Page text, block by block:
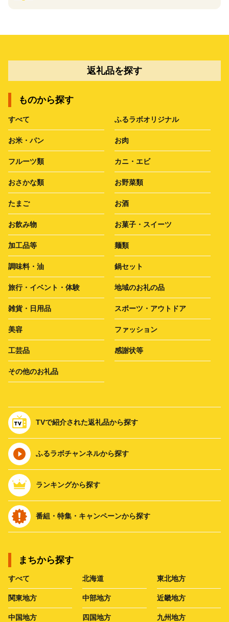
返礼品を探す
ものから探す
すべて ふるラボオリジナル
お米・パン お肉
フルーツ類 カニ・エビ
おさかな類 お野菜類
たまご お酒
お飲み物 お菓子・スイーツ
加工品等 麺類
調味料・油 鍋セット
旅行・イベント・体験 地域のお礼の品
雑貨・日用品 スポーツ・アウトドア
美容 ファッション
工芸品 感謝状等
その他のお礼品
TVで紹介された返礼品から探す
ふるラボチャンネルから探す
ランキングから探す
番組・特集・キャンペーンから探す
まちから探す
すべて 北海道 東北地方
関東地方 中部地方 近畿地方
中国地方 四国地方 九州地方